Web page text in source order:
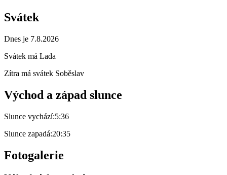
Svátek
Dnes je 7.8.2026
Svátek má Lada
Zítra má svátek Soběslav
Východ a západ slunce
Slunce vychází:5:36
Slunce zapadá:20:35
Fotogalerie